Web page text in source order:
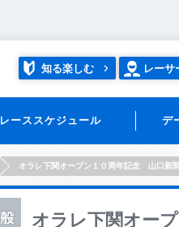
知る楽しむ レーサ
レーススケジュール デ
オラレ下関オープン１０周年記念 山口新
オラレ下関オー